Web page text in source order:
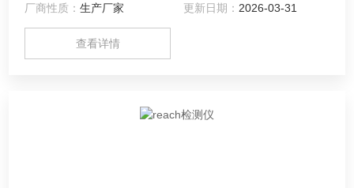
厂商性质：生产厂家 更新日期： 2026-03-31
查看详情